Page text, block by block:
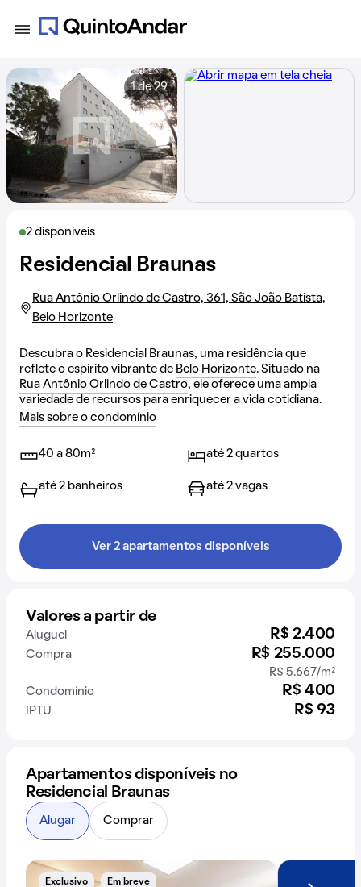
2 disponíveis
Residencial Braunas
Rua Antônio Orlindo de Castro, 361, São João Batista,
Belo Horizonte
Descubra o Residencial Braunas, uma residência que
reflete o espírito vibrante de Belo Horizonte. Situado na
Rua Antônio Orlindo de Castro, ele oferece uma ampla
variedade de recursos para enriquecer a vida cotidiana.
Mais sobre o condomínio
40 a 80m² até 2 quartos
até 2 banheiros até 2 vagas
Ver 2 apartamentos disponíveis
Valores a partir de
Aluguel R$ 2.400
Compra R$ 255.000
R$ 5.667/m²
Condomínio
R$ 400
IPTU R$ 93
1 de 29
Apartamentos disponíveis no
Residencial Braunas
Exclusivo Em breve
Alugar Comprar